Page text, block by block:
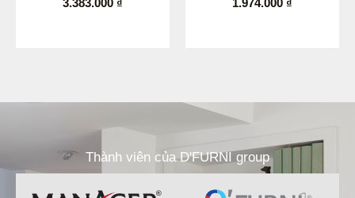
Thành viên của D'FURNI group